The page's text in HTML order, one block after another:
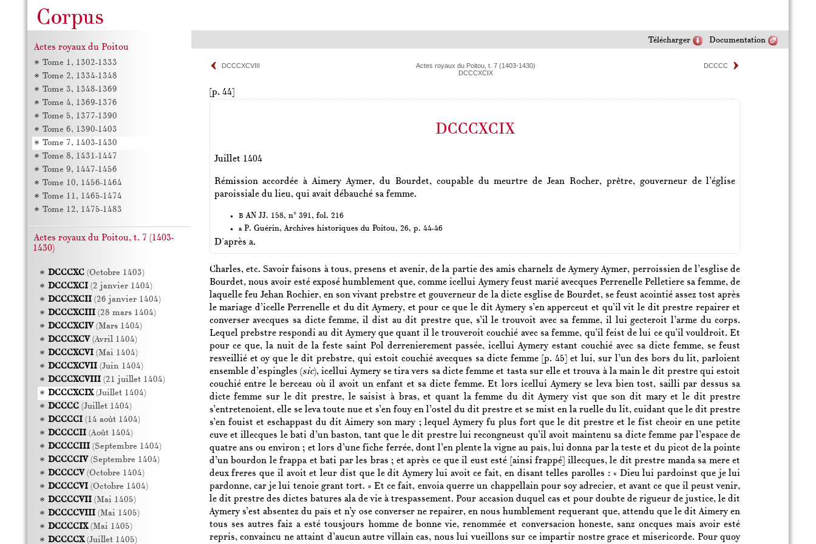
Documentation
Télécharger
DCCCXCVIII DCCCC
Actes royaux du Poitou, t. 7 (1403-1430)
DCCCXCIX
[p. 44]
DCCCXCIX
Juillet 1404
Rémission accordée à Aimery Aymer, du Bourdet, coupable du meurtre de Jean Rocher, prêtre, gouverneur de l’église
paroissiale du lieu, qui avait débauché sa femme.
B AN JJ. 158, n° 391, fol. 216
aP. Guérin,Archives historiques du Poitou, 26, p. 44-46
D'après a.
Charles, etc. Savoir faisons à tous, presens et avenir, de la partie des amis charnelz de Aymery Aymer, perroissien de l’esglise de
Bourdet, nous avoir esté exposé humblement que, comme icellui Aymery feust marié avecques Perrenelle Pelletiere sa femme, de
laquelle feu Jehan Rochier, en son vivant prebstre et gouverneur de la dicte esglise de Bourdet, se feust acointié assez tost après
le mariage d’icelle Perrenelle et du dit Aymery, et pour ce que le dit Aymery s’en apperceut et qu’il vit le dit prestre repairer et
converser avecques sa dicte femme, il dist au dit prestre que, s’il le trouvoit avec sa femme, il lui gecteroit l’arme du corps.
Lequel prebstre respondi au dit Aymery que quant il le trouveroit couchié avec sa femme, qu’il feist de lui ce qu’il vouldroit. Et
pour ce que, la nuit de la feste saint Pol derrenierement passée, icellui Aymery estant couchié avec sa dicte femme, se feust
resveillié et oy que le dit prebstre, qui estoit couchié avecques sa dicte femme [p. 45]
et lui, sur l’un des bors du lit, parloient
ensemble d’espingles (sic), icellui Aymery se tira vers sa dicte femme et tasta sur elle et trouva à la main le dit prestre qui estoit
couchié entre le berceau où il avoit un enfant et sa dicte femme. Et lors icellui Aymery se leva bien tost, sailli par dessus sa
dicte femme sur le dit prestre, le saisist à bras, et quant la femme du dit Aymery vist que son dit mary et le dit prestre
s’entretenoient, elle se leva toute nue et s’en fouy en l’ostel du dit prestre et se mist en la ruelle du lit, cuidant que le dit prestre
s’en fouist et eschappast du dit Aimery son mary ; lequel Aymery fu plus fort que le dit prestre et le fist cheoir en une petite
cuve et illecques le bati d’un baston, tant que le dit prestre lui recongneust qu’il avoit maintenu sa dicte femme par l’espace de
quatre ans ou environ ; et lors d’une fiche ferrée, dont l’en plente la vigne au païs, lui donna par la teste et du picot de la pointe
d’un bourdon le frappa et bati par les bras ; et après ce que il eust esté [ainsi frappé] illecques, le dit prestre manda sa mere et
deux freres que il avoit et leur dist que le dit Aymery lui avoit ce fait, en disant telles parolles : « Dieu lui pardoinst que je lui
pardonne, car je lui tenoie grant tort. » Et ce fait, envoia querre un chappellain pour soy adrecier, et avant ce que il peust venir,
le dit prestre des dictes batures ala de vie à trespassement. Pour accasion duquel cas et pour doubte de rigueur de justice, le dit
Aymery s’est absentez du païs et n’y ose converser ne repairer, en nous humblement requerant que, attendu que le dit Aimery en
tous ses autres faiz a esté tousjours homme de bonne vie, renommée et conversacion honeste, sanz oncques mais avoir esté
repris, convaincu ne attaint d’aucun autre villain cas, nous lui vueillons sur ce impartir nostre grace et misericorde. Pour quoy
Actes royaux du Poitou
Tome 1, 1302-1333
Tome 2, 1334-1348
Tome 3, 1348-1369
Tome 4, 1369-1376
Tome 5, 1377-1390
Tome 6, 1390-1403
Tome 7, 1403-1430
Tome 8, 1431-1447
Tome 9, 1447-1456
Tome 10, 1456-1464
Tome 11, 1465-1474
Tome 12, 1475-1483
Actes royaux du Poitou, t. 7 (1403-
1430)
DCCCXC(Octobre 1403)
DCCCXCI(2 janvier 1404)
DCCCXCII(26 janvier 1404)
DCCCXCIII(28 mars 1404)
DCCCXCIV(Mars 1404)
DCCCXCV(Avril 1404)
DCCCXCVI(Mai 1404)
DCCCXCVII(Juin 1404)
DCCCXCVIII(21 juillet 1404)
DCCCXCIX(Juillet 1404)
DCCCC(Juillet 1404)
DCCCCI(14 août 1404)
DCCCCII(Août 1404)
DCCCCIII(Septembre 1404)
DCCCCIV(Septembre 1404)
DCCCCV(Octobre 1404)
DCCCCVI(Octobre 1404)
DCCCCVII(Mai 1405)
DCCCCVIII(Mai 1405)
DCCCCIX(Mai 1405)
DCCCCX(Juillet 1405)